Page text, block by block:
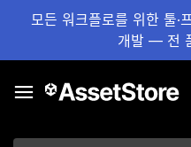
모든 워크플로를 위한 툴·
개발 — 전